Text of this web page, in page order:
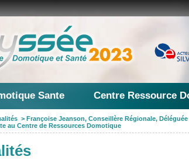
Sante Centre Ressource
> Françoise Jeanson, Conseillère Régionale,
au Centre de Ressources Domotique